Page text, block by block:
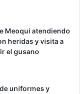
Meoqui atendiendo
heridas y visita a
el gusano
uniformes y